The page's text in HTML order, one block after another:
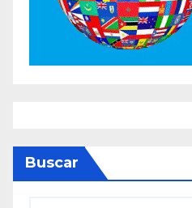
Buscar